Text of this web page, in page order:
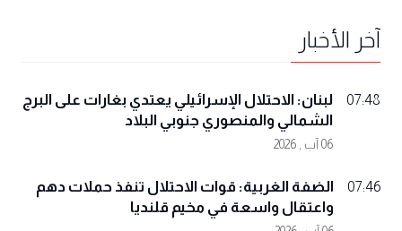
آخر الأخبار
07:48
لبنان: الاحتلال الإسرائيلي يعتدي بغارات على البرج
الشمالي والمنصوري جنوبي البلاد
06 آب , 2026
07:46
الضفة الغربية: قوات الاحتلال تنفذ حملات دهم
واعتقال واسعة في مخيم قلنديا